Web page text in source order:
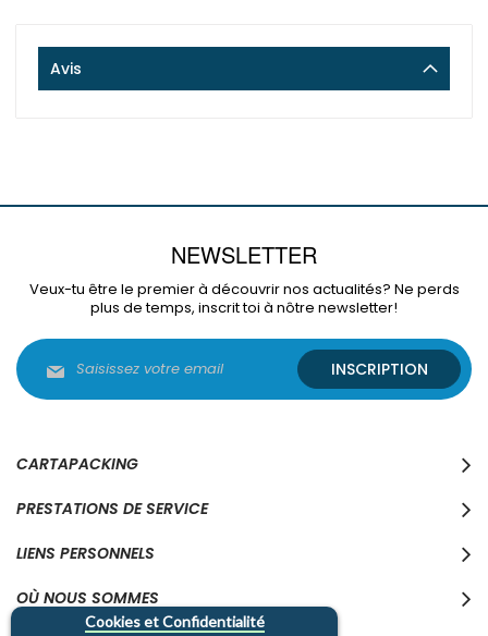
Cookies et Confidentialité
Avis
NEWSLETTER
Veux-tu être le premier à découvrir nos actualités? Ne perds
plus de temps, inscrit toi à nôtre newsletter!
à
notre
INSCRIPTION
CARTAPACKING
PRESTATIONS DE SERVICE
LIENS PERSONNELS
OÙ NOUS SOMMES